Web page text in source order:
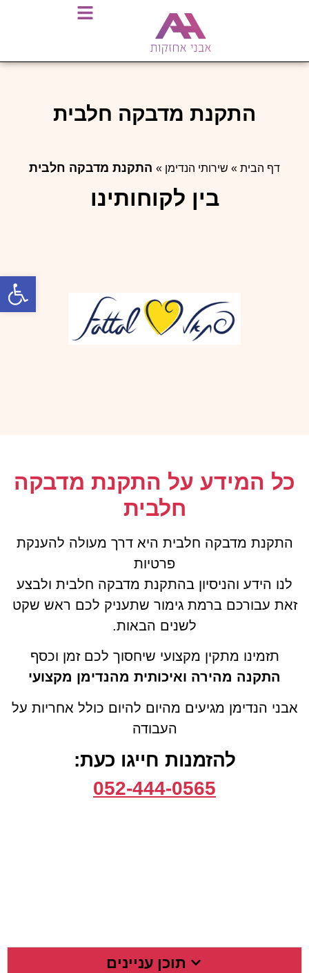
התקנת מדבקה חלבית
דף הבית » שירותי הנדימן » התקנת מדבקה חלבית
בין לקוחותינו
כל המידע על התקנת מדבקה
חלבית
התקנת מדבקה חלבית היא דרך מעולה להענקת
פרטיות
לנו הידע והניסיון בהתקנת מדבקה חלבית ולבצע
זאת עבורכם ברמת גימור שתעניק לכם ראש שקט
לשנים הבאות.
תזמינו מתקין מקצועי שיחסוך לכם זמן וכסף
התקנה מהירה ואיכותית מהנדימן מקצועי
אבני הנדימן מגיעים מהיום להיום כולל אחריות על
העבודה
להזמנות חייגו כעת:
052-444-0565
תוכן עניינים
פתח